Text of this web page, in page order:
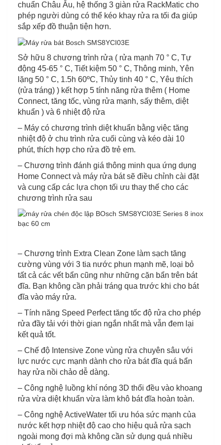
chuẩn Châu Âu, hệ thống 3 giàn rửa RackMatic cho
phép người dùng có thể kéo khay rửa ra tối đa giúp
sắp xếp đồ thuận tiện hơn.
Sở hữu 8 chương trình rửa ( rửa mạnh 70 ° C, Tự
động 45-65 ° C, Tiết kiệm 50 ° C, Thông minh, Yên
lặng 50 ° C, 1.5h 60ºC, Thủy tinh 40 ° C, Yêu thích
(rửa tráng) ) kết hợp 5 tính năng rửa thêm ( Home
Connect, tăng tốc, vùng rửa mạnh, sấy thêm, diệt
khuẩn ) và 6 nhiệt độ rửa
– Máy có chương trình diệt khuẩn bằng việc tăng
nhiệt độ ở chu trình rửa cuối cùng và kéo dài 10
phút, thích hợp cho rửa đồ trẻ em.
– Chương trình đánh giá thông minh qua ứng dụng
Home Connect và máy rửa bát sẽ điều chỉnh cài đặt
và cung cấp các lựa chọn tối ưu thay thế cho các
chương trình rửa sau
– Chương trình Extra Clean Zone làm sạch tăng
cường vùng với 3 tia nước phun mạnh mẽ, loại bỏ
tất cả các vết bẩn cũng như những cặn bẩn trên bát
đĩa. Bạn không cần phải tráng qua trước khi cho bát
đĩa vào máy rửa.
– Tính năng Speed Perfect tăng tốc độ rửa cho phép
rửa đầy tải với thời gian ngắn nhất mà vẫn đem lại
kết quả tốt.
– Chế độ Intensive Zone vùng rửa chuyên sâu với
lực nước cực mạnh dành cho rửa bát đĩa quá bẩn
hay rửa nồi chảo dễ dàng.
– Công nghệ luồng khí nóng 3D thổi đều vào khoang
rửa vừa diệt khuẩn vừa làm khô bát đĩa hoàn toàn.
– Công nghệ ActiveWater tối ưu hóa sức mạnh của
nước kết hợp nhiệt độ cao cho hiệu quả rửa sạch
ngoài mong đợi mà không cần sử dụng quá nhiều